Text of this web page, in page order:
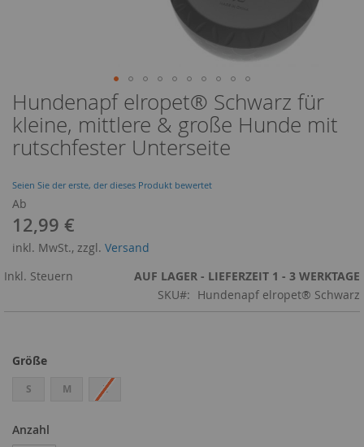
Hundenapf elropet® Schwarz für
kleine, mittlere & große Hunde mit
rutschfester Unterseite
Seien Sie der erste, der dieses Produkt bewertet
Ab
12,99 €
inkl. MwSt., zzgl. Versand
AUF LAGER - LIEFERZEIT 1 - 3 WERKTAGE
SKU
Hundenapf elropet® Schwarz
Inkl. Steuern
Größe
S M L
Anzahl
Zum
Anfang
der
Bildergalerie